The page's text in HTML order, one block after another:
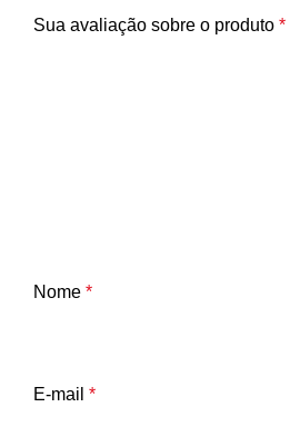
Sua avaliação sobre o produto *
Nome *
E-mail *